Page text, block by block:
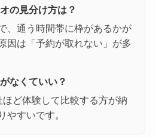
の見分け方は？
、通う時間帯に枠があるかが
因は「予約が取れない」が多
なくていい？
ど体験して比較する方が納
やすいです。